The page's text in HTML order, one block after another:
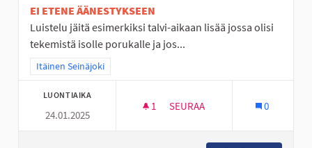
EI ETENE ÄÄNESTYKSEEN
Luistelu jäitä esimerkiksi talvi-aikaan lisää jossa olisi
tekemistä isolle porukalle ja jos...
Rajaa tulokset teeman mukaan: Itäinen Seinäjoki
Itäinen Seinäjoki
LUONTIAIKA
24.01.2025
1 1 SEURAAJA
SEURAA 0